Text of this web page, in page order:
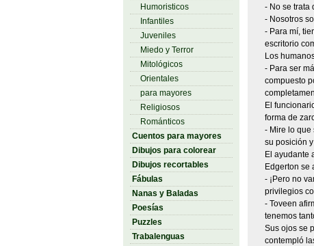
Humoristicos
Infantiles
Juveniles
Miedo y Terror
Mitológicos
Orientales
para mayores
Religiosos
Románticos
Cuentos para mayores
Dibujos para colorear
Dibujos recortables
Fábulas
Nanas y Baladas
Poesías
Puzzles
Trabalenguas
- No se trata
- Nosotros
- Para mí,
escritorio
Los
- Para ser
compuesto
El
forma de
- Mire lo que
su posición
El ayudante
Edgerton se
- ¡Pero no
privilegios
- Toveen
tenemos
Sus ojos se
contempló